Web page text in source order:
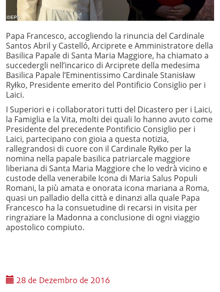
Papa Francesco, accogliendo la rinuncia del Cardinale
Santos Abril y Castelló, Arciprete e Amministratore della
Basilica Papale di Santa Maria Maggiore, ha chiamato a
succedergli nell’incarico di Arciprete della medesima
Basilica Papale l’Eminentissimo Cardinale Stanisław
Ryłko, Presidente emerito del Pontificio Consiglio per i
Laici.
I Superiori e i collaboratori tutti del Dicastero per i Laici,
la Famiglia e la Vita, molti dei quali lo hanno avuto come
Presidente del precedente Pontificio Consiglio per i
Laici, partecipano con gioia a questa notizia,
rallegrandosi di cuore con il Cardinale Ryłko per la
nomina nella papale basilica patriarcale maggiore
liberiana di Santa Maria Maggiore che lo vedrà vicino e
custode della venerabile Icona di Maria Salus Populi
Romani, la più amata e onorata icona mariana a Roma,
quasi un palladio della città e dinanzi alla quale Papa
Francesco ha la consuetudine di recarsi in visita per
ringraziare la Madonna a conclusione di ogni viaggio
apostolico compiuto.
28 de Dezembro de 2016